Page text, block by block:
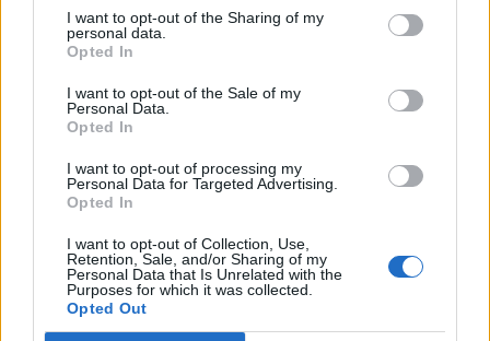
I want to opt-out of the Sharing of my
personal data.
Opted In
I want to opt-out of the Sale of my
Personal Data.
Opted In
I want to opt-out of processing my
Personal Data for Targeted Advertising.
Opted In
I want to opt-out of Collection, Use,
Retention, Sale, and/or Sharing of my
Personal Data that Is Unrelated with the
Purposes for which it was collected.
Opted Out
non era possibile vincere contro l'Inter.
Volevo
vincere per fargli capire che ci deve credere
sempre"
Autore